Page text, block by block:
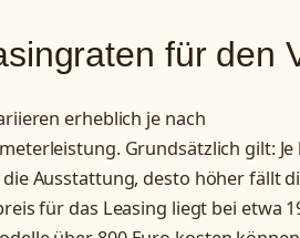
für den
erheblich je nach
Grundsätzlich gilt:
Ausstattung, desto höher fällt
für das Leasing liegt bei etwa